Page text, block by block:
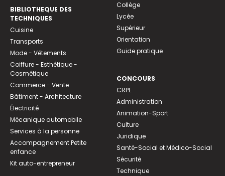
BIBLIOTHEQUE DES
TECHNIQUES
Cuisine
Transports
Mode - Vêtements
Coiffure - Esthétique -
Cosmétique
Commerce - Vente
Bâtiment - Architecture
Électricité
Mécanique automobile
Services à la personne
Accompagnement Petite
enfance
Kit auto-entrepreneur
Collège
Lycée
Supérieur
Orientation
Guide pratique
CONCOURS
CRPE
Administration
Animation-Sport
Culture
Juridique
Santé-Social et Médico-Social
Sécurité
Technique